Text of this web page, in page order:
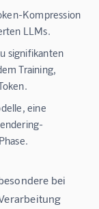
Kompression
LLMs.
signifikanten
Training,
eine
bei